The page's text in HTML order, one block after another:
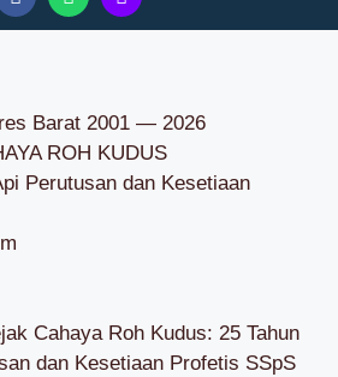
Barat 2001 — 2026
ROH KUDUS
Perutusan dan Kesetiaan
Cahaya Roh Kudus: 25 Tahun
dan Kesetiaan Profetis SSpS